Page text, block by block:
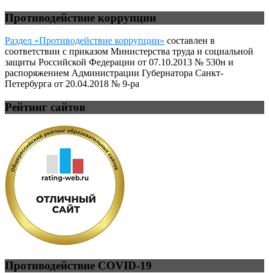
Противодействие коррупции
Раздел «Противодействие коррупции» составлен в
соответствии с приказом Министерства труда и социальной
защиты Российской Федерации от 07.10.2013 № 530н и
распоряжением Администрации Губернатора Санкт-
Петербурга от 20.04.2018 № 9-ра
Рейтинг сайтов
Противодействие COVID-19